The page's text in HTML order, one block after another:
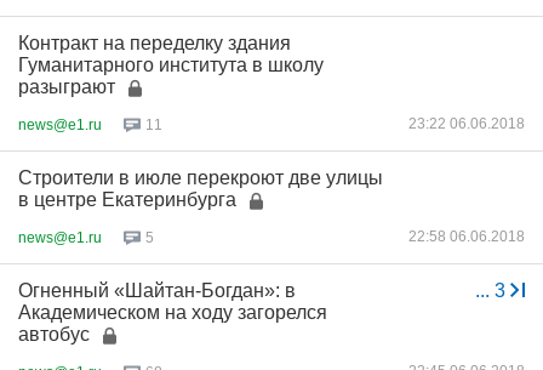
Контракт на переделку здания
Гуманитарного института в школу
разыграют
news@e1.ru 11 23:22 06.06.2018
Строители в июле перекроют две улицы
в центре Екатеринбурга
news@e1.ru 5 22:58 06.06.2018
... 3
Огненный «Шайтан-Богдан»: в
Академическом на ходу загорелся
автобус